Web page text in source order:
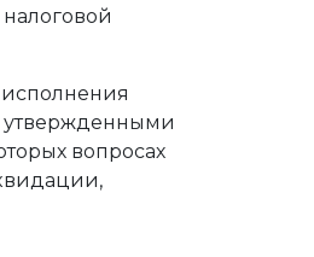
утвержденными
вопросах